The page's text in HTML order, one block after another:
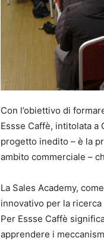
Con l’obiettivo di
Essse Caffè, intitolata
progetto inedito – è la
ambito commerciale –
La Sales Academy,
innovativo per la
Per Essse Caffè
apprendere i